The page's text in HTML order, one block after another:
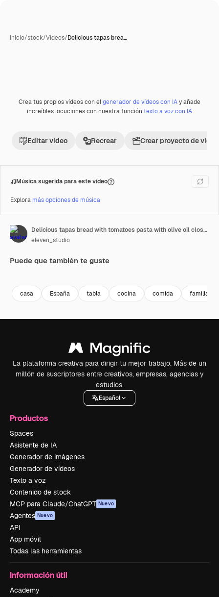
Inicio/stock/Vídeos/Delicious tapas brea…
Premium
Crea tus propios vídeos con elgenerador de vídeos con IAy añade
increíbles locuciones con nuestra función texto a voz con IA
Editar vídeo Recrear Crear proyecto de vídeo
Música sugerida para este vídeo
Explora más opciones de música
Delicious tapas bread with tomatoes pasta with olive oil close-up, bruschetta with red sauce ketchup, olives dry tomatoes and tasty sandwich bar appetizer, buffet
eleven_studio
Puede que también te guste
casa España tabla cocina comida familia
La plataforma creativa para dirigir tu mejor trabajo. Más de un
millón de suscriptores entre creativos, empresas, agencias y
estudios.
Español
Productos
Spaces
Asistente de IA
Generador de imágenes
Generador de vídeos
Texto a voz
Contenido de stock
MCP para Claude/ChatGPT Nuevo
Agentes Nuevo
API
App móvil
Todas las herramientas
Información útil
Academy